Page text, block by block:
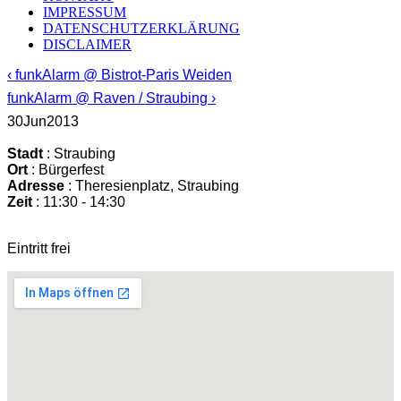
IMPRESSUM
DATENSCHUTZERKLÄRUNG
DISCLAIMER
‹ funkAlarm @ Bistrot-Paris Weiden
funkAlarm @ Raven / Straubing ›
30Jun2013
Stadt : Straubing
Ort : Bürgerfest
Adresse : Theresienplatz, Straubing
Zeit : 11:30 - 14:30
Eintritt frei